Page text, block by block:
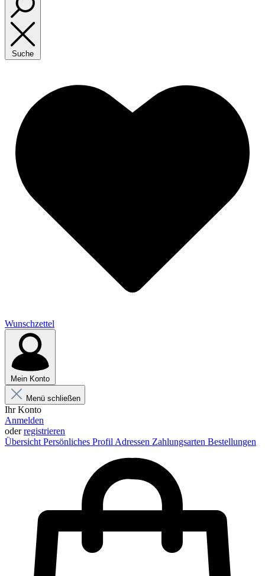
Suche
Wunschzettel
Mein Konto
Menü schließen
Ihr Konto
Anmelden
oderregistrieren
Übersicht Persönliches Profil Adressen Zahlungsarten Bestellungen